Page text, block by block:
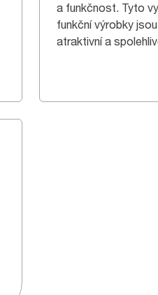
a funkčnost. Tyto
funkční výrobky
atraktivní a